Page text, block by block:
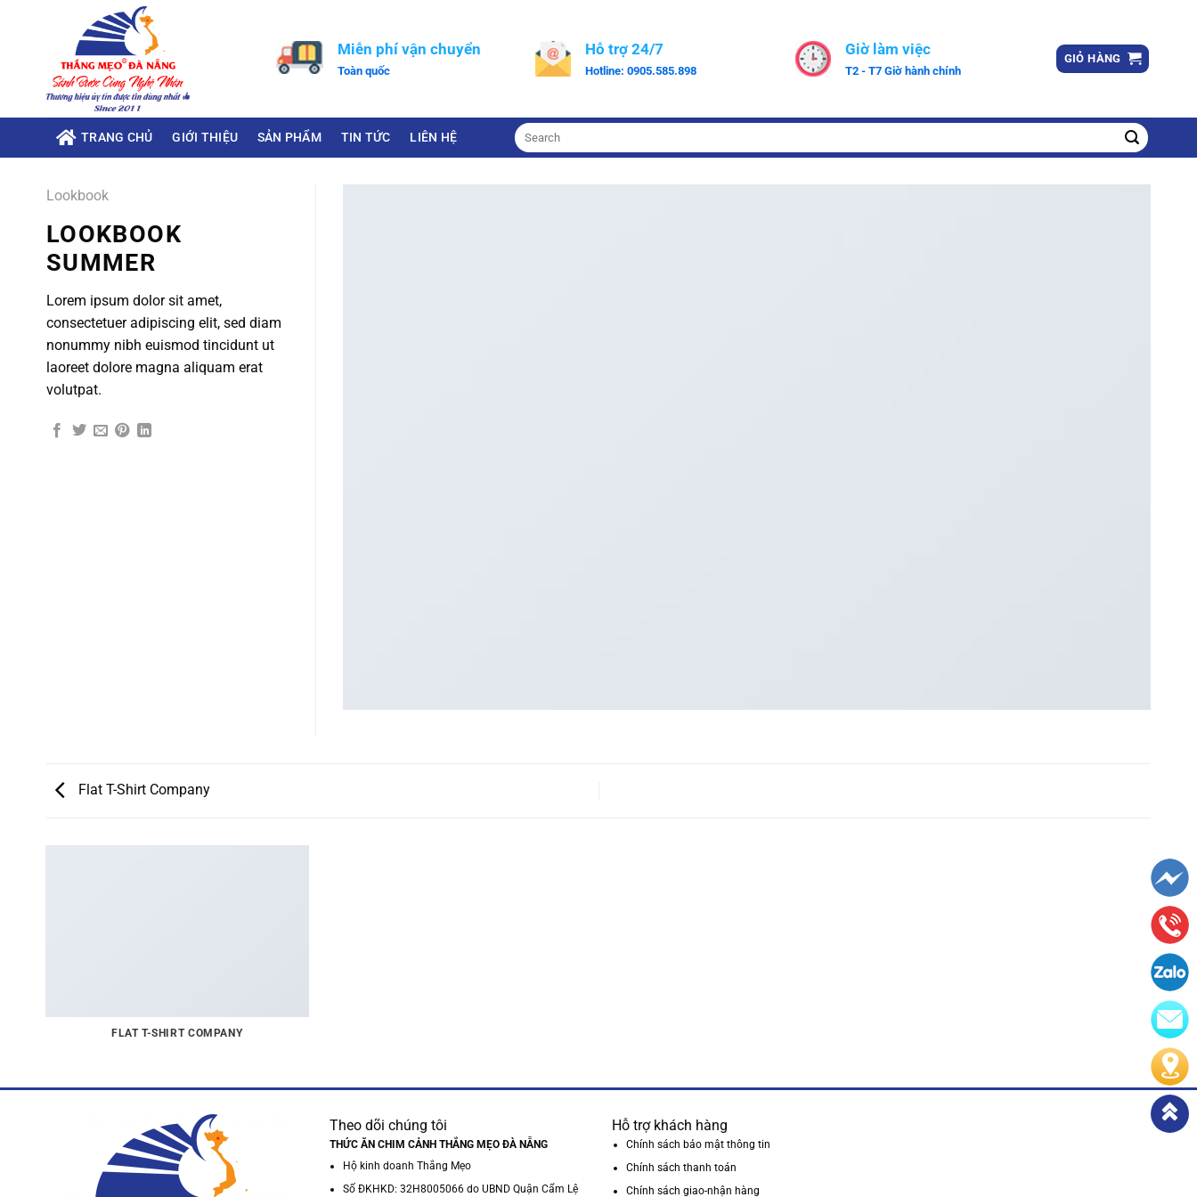
Miễn phí vận chuyển
Toàn quốc
Hỗ trợ 24/7
Hotline: 0905.585.898
Giờ làm việc
T2 - T7 Giờ hành chính
GIỎ HÀNG
TRANG CHỦ GIỚI THIỆU SẢN PHẨM TIN TỨC LIÊN HỆ
Lookbook
LOOKBOOK
SUMMER
Lorem ipsum dolor sit amet,
consectetuer adipiscing elit, sed diam
nonummy nibh euismod tincidunt ut
laoreet dolore magna aliquam erat
volutpat.
Flat T-Shirt Company
FLAT T-SHIRT COMPANY
Theo dõi chúng tôi
THỨC ĂN CHIM CẢNH THẮNG MẸO ĐÀ NẴNG
Hộ kinh doanh Thắng Mẹo
Số ĐKHKD: 32H8005066 do UBND Quận Cẩm Lệ
Hỗ trợ khách hàng
Chính sách bảo mật thông tin
Chính sách thanh toán
Chính sách giao-nhận hàng